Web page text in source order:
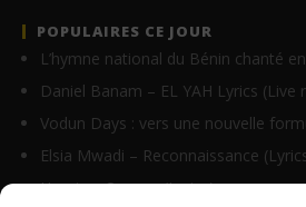
POPULAIRES CE JOUR
L’hymne national du Bénin chanté
Daniel Banam – EL YAH Lyrics (Live
Vodun Days : vers une nouvelle
Elsia Mwadi – Reconnaissance
Homix – On y va (Lyrics)